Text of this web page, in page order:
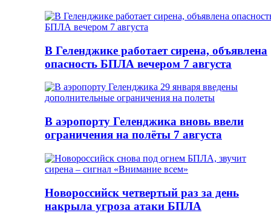
В Геленджике работает сирена, объявлена
опасность БПЛА вечером 7 августа
В аэропорту Геленджика вновь ввели
ограничения на полёты 7 августа
Новороссийск четвертый раз за день
накрыла угроза атаки БПЛА